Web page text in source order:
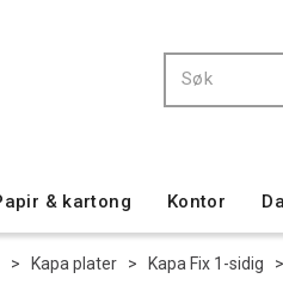
& kartong Kontor
> Kapa plater > Kapa Fix 1-sidig >